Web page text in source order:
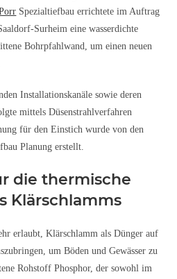
Spezialtiefbau errichtete im Auftrag
Surheim eine wasserdichte
Bohrpfahlwand, um einen neuen
Installationskanäle sowie deren
mittels Düsenstrahlverfahren
für den Einstich wurde von den
Planung erstellt.
die thermische
Klärschlamms
erlaubt, Klärschlamm als Dünger auf
um Böden und Gewässer zu
Rohstoff Phosphor, der sowohl im